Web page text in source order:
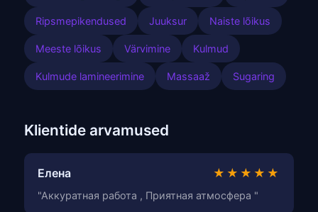
Ripsmepikendused Juuksur Naiste lõikus
Meeste lõikus Värvimine Kulmud
Kulmude lamineerimine Massaaž Sugaring
Klientide arvamused
Елена ★★★★★
"Аккуратная работа , Приятная атмосфера "